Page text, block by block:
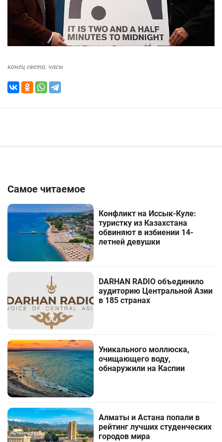
конец света, часы
Самое читаемое
Конфликт на Иссык-Куле:
туристку из Казахстана
обвиняют в избиении 14-
летней девушки
DARHAN RADIO объединило
аудиторию Центральной Азии
в 185 странах
Уникального моллюска,
очищающего воду,
обнаружили на Каспии
Алматы и Астана попали в
рейтинг лучших студенческих
городов мира